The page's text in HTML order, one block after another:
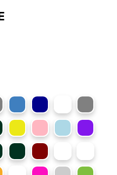
GreyRoyal BlueOxford Navy Heather
Green
Sun YellowBaby PinkHawaiian Blue
Purple
Green
Forest Green
Burgundy
Crush
Pale PinkHot PinkMoondust Grey
Kelly Green